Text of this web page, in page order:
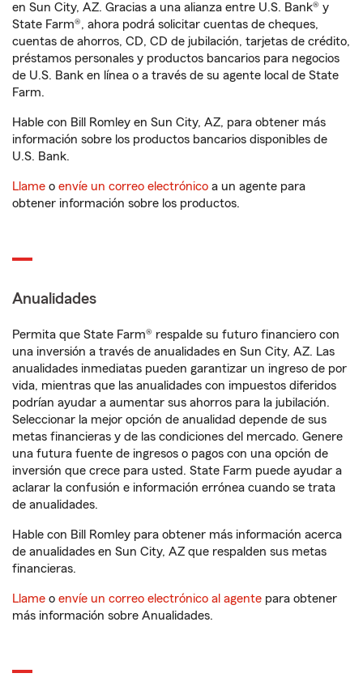
en Sun City, AZ. Gracias a una alianza entre U.S. Bank® y
State Farm®, ahora podrá solicitar cuentas de cheques,
cuentas de ahorros, CD, CD de jubilación, tarjetas de crédito,
préstamos personales y productos bancarios para negocios
de U.S. Bank en línea o a través de su agente local de State
Farm.
Hable con Bill Romley en Sun City, AZ, para obtener más
información sobre los productos bancarios disponibles de
U.S. Bank.
Llame o envíe un correo electrónico a un agente para
obtener información sobre los productos.
Anualidades
Permita que State Farm® respalde su futuro financiero con
una inversión a través de anualidades en Sun City, AZ. Las
anualidades inmediatas pueden garantizar un ingreso de por
vida, mientras que las anualidades con impuestos diferidos
podrían ayudar a aumentar sus ahorros para la jubilación.
Seleccionar la mejor opción de anualidad depende de sus
metas financieras y de las condiciones del mercado. Genere
una futura fuente de ingresos o pagos con una opción de
inversión que crece para usted. State Farm puede ayudar a
aclarar la confusión e información errónea cuando se trata
de anualidades.
Hable con Bill Romley para obtener más información acerca
de anualidades en Sun City, AZ que respalden sus metas
financieras.
Llame o envíe un correo electrónico al agente para obtener
más información sobre Anualidades.